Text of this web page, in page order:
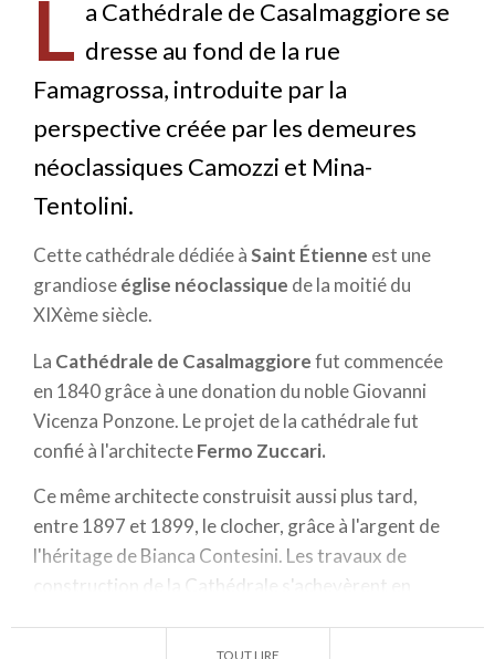
L a Cathédrale de Casalmaggiore se
dresse au fond de la rue
Famagrossa, introduite par la
perspective créée par les demeures
néoclassiques Camozzi et Mina-
Tentolini.
Cette cathédrale dédiée àSaint Étienne est une
grandioseéglise néoclassique de la moitié du
XIXème siècle.
La Cathédrale de Casalmaggiorefut commencée
en 1840 grâce à une donation du noble Giovanni
Vicenza Ponzone. Le projet de la cathédrale fut
confié à l'architecteFermo Zuccari.
Ce même architecte construisit aussi plus tard,
entre 1897 et 1899, le clocher, grâce à l'argent de
l'héritage de Bianca Contesini. Les travaux de
construction de la Cathédrale s'achevèrent en
TOUT LIRE